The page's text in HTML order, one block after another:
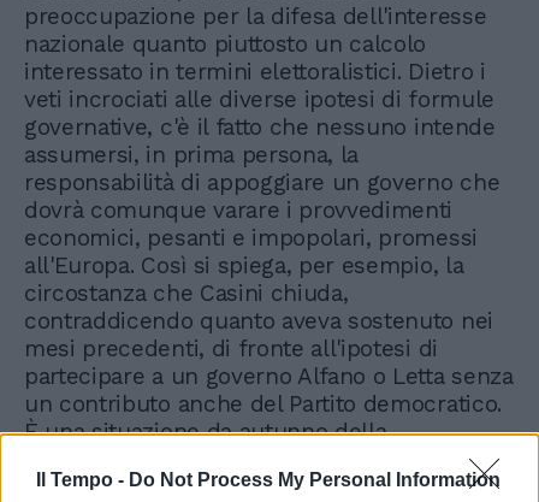
Il Tempo - Do Not Process My Personal Information
preoccupazione per la difesa dell'interesse
nazionale quanto piuttosto un calcolo
interessato in termini elettoralistici. Dietro i
veti incrociati alle diverse ipotesi di formule
governative, c'è il fatto che nessuno intende
assumersi, in prima persona, la
responsabilità di appoggiare un governo che
dovrà comunque varare i provvedimenti
economici, pesanti e impopolari, promessi
all'Europa. Così si spiega, per esempio, la
circostanza che Casini chiuda,
contraddicendo quanto aveva sostenuto nei
mesi precedenti, di fronte all'ipotesi di
partecipare a un governo Alfano o Letta senza
un contributo anche del Partito democratico.
È una situazione da autunno della
Repubblica, da ultimi giorni di Pompei, dove
tutti cercano di lucrare qualcosa e salvare il